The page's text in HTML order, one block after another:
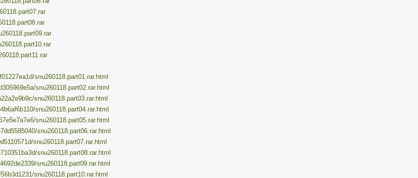
snu260118.part01.rar.html
snu260118.part02.rar.html
snu260118.part03.rar.html
snu260118.part04.rar.html
snu260118.part05.rar.html
snu260118.part06.rar.html
snu260118.part07.rar.html
snu260118.part08.rar.html
snu260118.part09.rar.html
snu260118.part10.rar.html